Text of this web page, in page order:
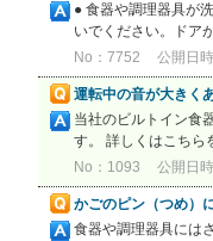
● 食器や調理器具が
いでください。ドア
No：7752 公開日
運転中の音が大きく
当社のビルトイン食
す。 詳しくはこちら
No：1093 公開日
かごのピン（つめ）
食器や調理器具には